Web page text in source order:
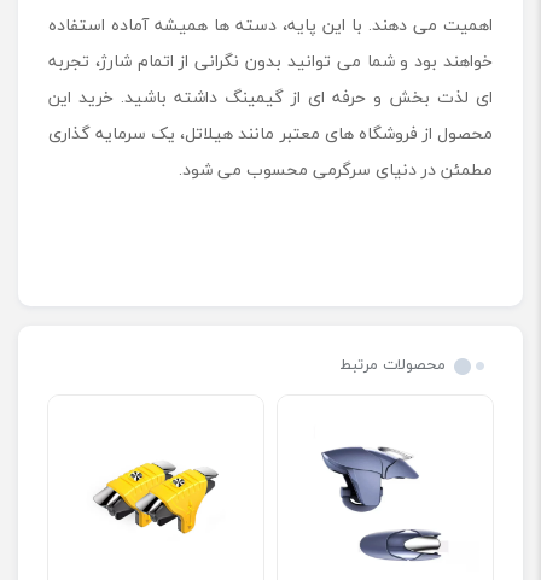
اهمیت می دهند. با این پایه، دسته ها همیشه آماده استفاده
خواهند بود و شما می توانید بدون نگرانی از اتمام شارژ، تجربه
ای لذت بخش و حرفه ای از گیمینگ داشته باشید. خرید این
محصول از فروشگاه‌ های معتبر مانند هیلاتل، یک سرمایه ‌گذاری
مطمئن در دنیای سرگرمی محسوب می ‌شود.
محصولات مرتبط